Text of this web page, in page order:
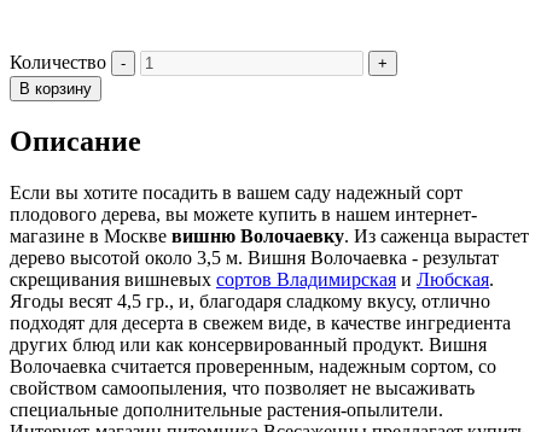
Количество
В корзину
Описание
Если вы хотите посадить в вашем саду надежный сорт
плодового дерева, вы можете купить в нашем интернет-
магазине в Москве вишню Волочаевку. Из саженца вырастет
дерево высотой около 3,5 м. Вишня Волочаевка - результат
скрещивания вишневых сортов Владимирская и Любская.
Ягоды весят 4,5 гр., и, благодаря сладкому вкусу, отлично
подходят для десерта в свежем виде, в качестве ингредиента
других блюд или как консервированный продукт. Вишня
Волочаевка считается проверенным, надежным сортом, со
свойством самоопыления, что позволяет не высаживать
специальные дополнительные растения-опылители.